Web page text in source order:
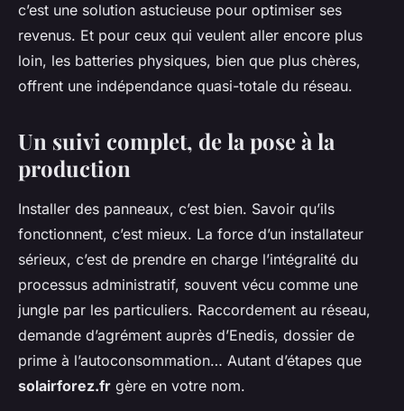
c’est une solution astucieuse pour optimiser ses
revenus. Et pour ceux qui veulent aller encore plus
loin, les batteries physiques, bien que plus chères,
offrent une indépendance quasi-totale du réseau.
Un suivi complet, de la pose à la
production
Installer des panneaux, c’est bien. Savoir qu’ils
fonctionnent, c’est mieux. La force d’un installateur
sérieux, c’est de prendre en charge l’intégralité du
processus administratif, souvent vécu comme une
jungle par les particuliers. Raccordement au réseau,
demande d’agrément auprès d’Enedis, dossier de
prime à l’autoconsommation… Autant d’étapes que
solairforez.fr gère en votre nom.